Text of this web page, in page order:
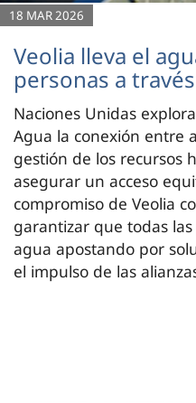
18 MAR 2026
Veolia lleva el
personas a
Naciones Unidas
Agua la conexión entre
gestión de los recursos
asegurar un acceso
compromiso de Veolia
garantizar que todas
agua apostando por
el impulso de las